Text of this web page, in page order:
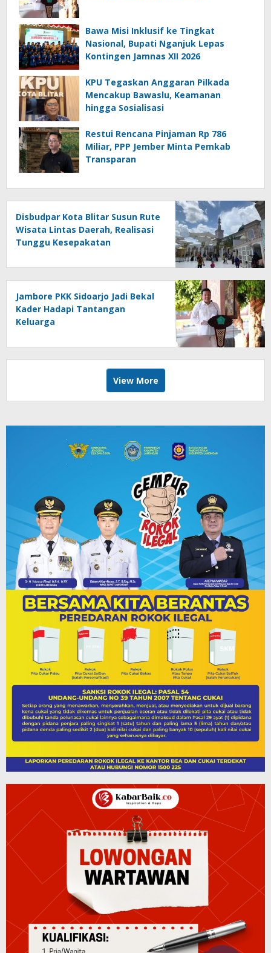
Bawa Misi Inklusif ke Tingkat
Nasional, Bupati Nganjuk Lepas
Kontingen Jamnas XII 2026
KPU Tegaskan Anggaran Pilkada
Mencakup Bawaslu, Keamanan
hingga Sosialisasi
Restui Rencana Pinjaman Rp 786
Miliar, PPP Jember Minta Pemkab
Transparan
Disbudpar Kota Blitar Susun Rute
Wisata Lintas Daerah, Realisasi
Tunggu Kesepakatan
Jambore PKK Sidoarjo Jadi Bekal
Kader Hadapi Tantangan
Keluarga
View More